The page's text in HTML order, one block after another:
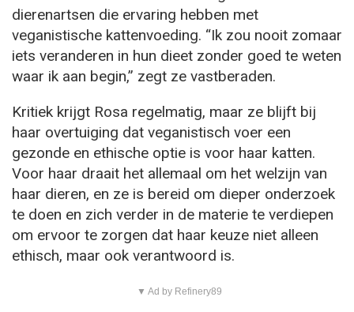
dierenartsen die ervaring hebben met
veganistische kattenvoeding. “Ik zou nooit zomaar
iets veranderen in hun dieet zonder goed te weten
waar ik aan begin,” zegt ze vastberaden.
Kritiek krijgt Rosa regelmatig, maar ze blijft bij
haar overtuiging dat veganistisch voer een
gezonde en ethische optie is voor haar katten.
Voor haar draait het allemaal om het welzijn van
haar dieren, en ze is bereid om dieper onderzoek
te doen en zich verder in de materie te verdiepen
om ervoor te zorgen dat haar keuze niet alleen
ethisch, maar ook verantwoord is.
▼ Ad by Refinery89